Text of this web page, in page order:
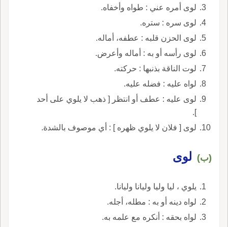
لوى أمره عني : طواه وأخفاه.
لوى سره : ستره.
لوى الحزن قلبه : عطفه، أماله.
لوى رأسه أو به : أماله وأعرض.
لوت الناقة بذنبها : حركته.
لواه عليه : فضله عليه.
لوى عليه : عطف أو انتظر [ ذهب لا يلوي على أحد
].
لوى [ فلان لا يلوي ظهره ] : أي موصوف بالشدة.
(ب) لوى
يلوي ، ليا وليا وليانا وليانا.
لواه دينه أو به : مطله، أجله.
لواه بحقه : أنكره مع علمه به.